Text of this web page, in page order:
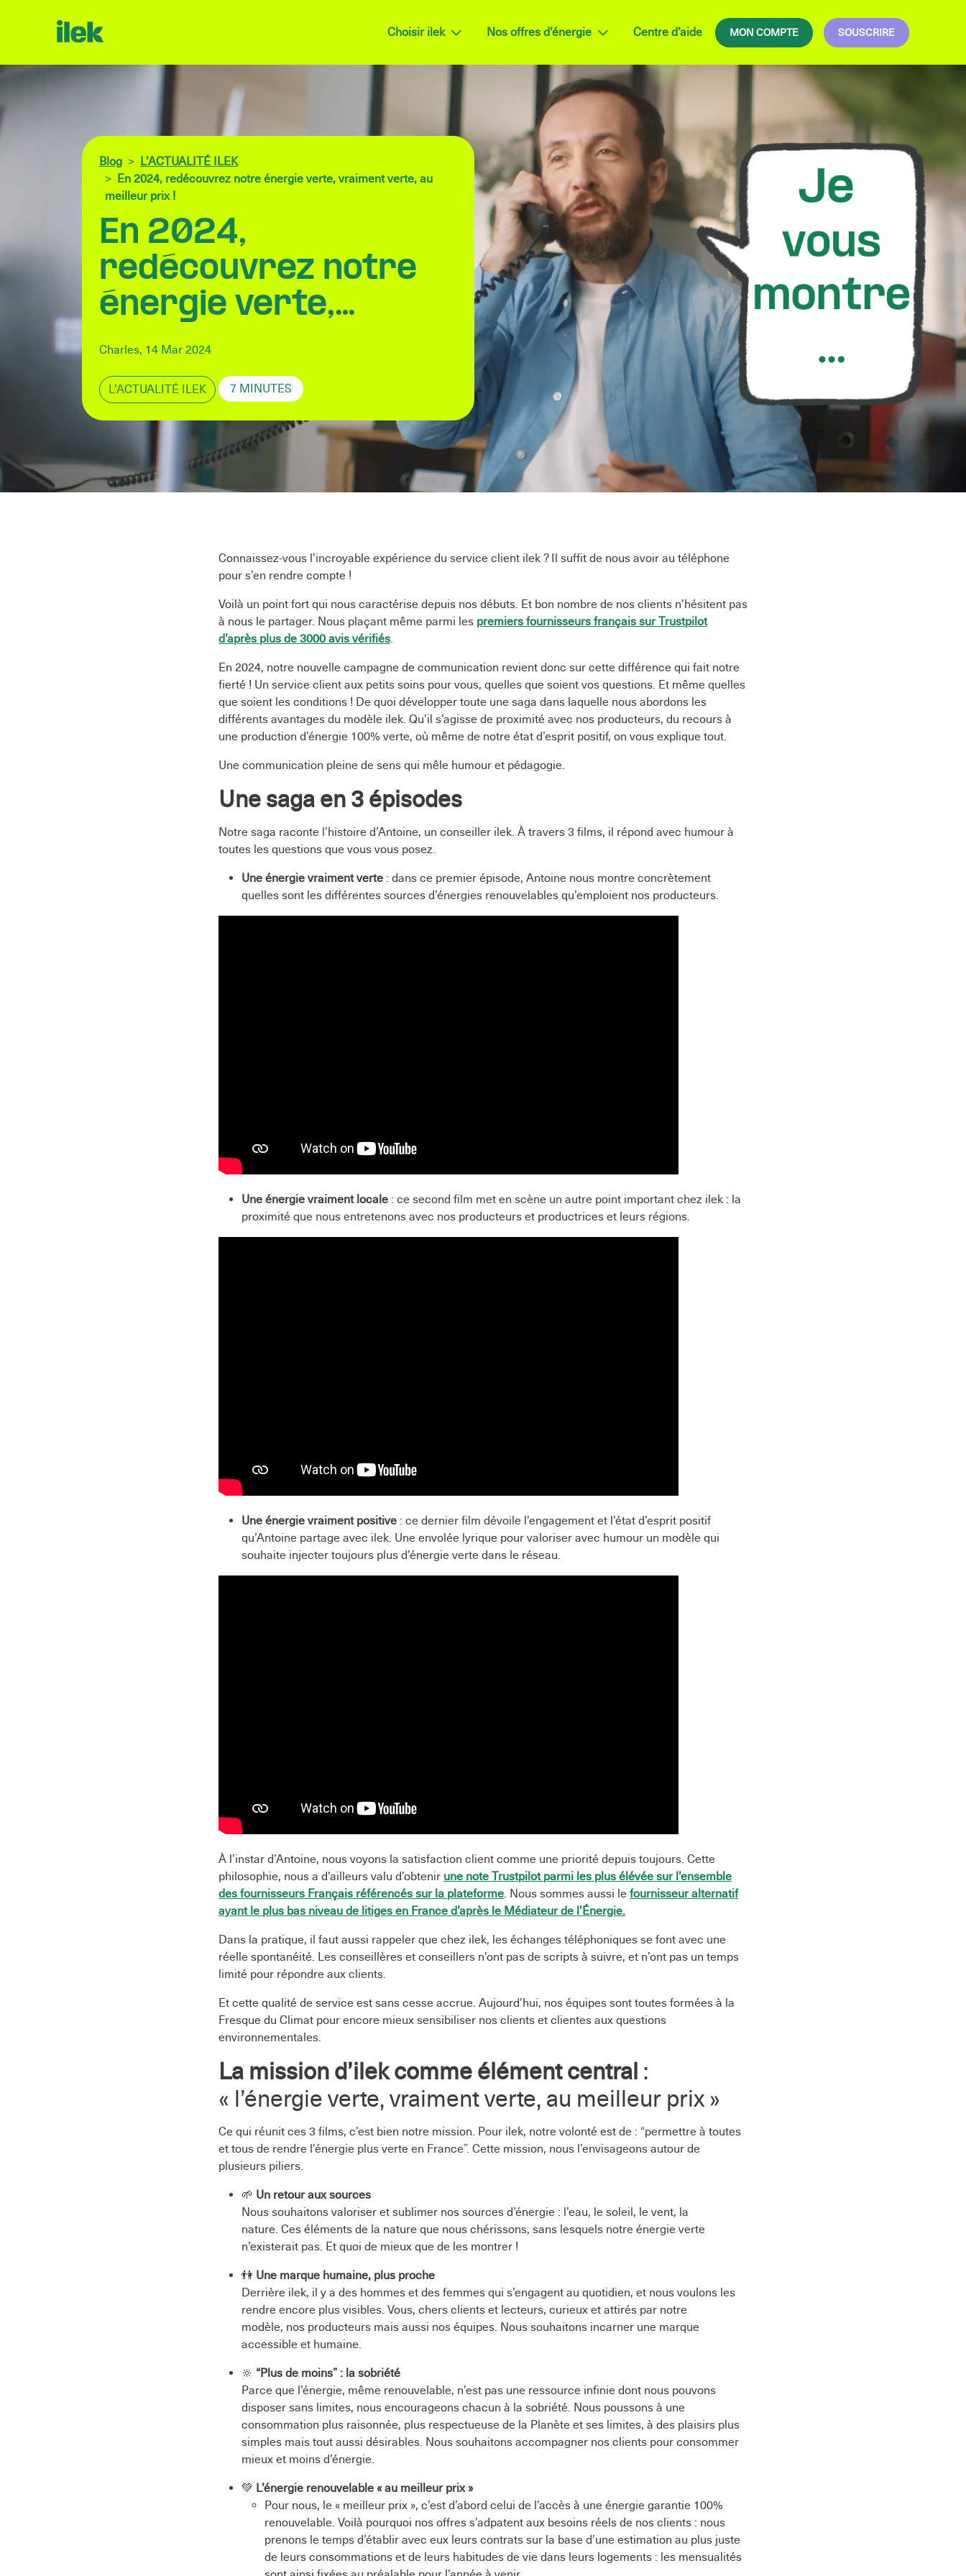
Choisir ilek Nos offres d’énergie Centre d’aide MON COMPTE SOUSCRIRE
Blog
L’ACTUALITÉ ILEK
En 2024, redécouvrez notre énergie verte, vraiment verte, au
meilleur prix !
En 2024,
redécouvrez notre
énergie verte,
vraiment verte, au
meilleur prix !
Charles, 14 Mar 2024
L’ACTUALITÉ ILEK 7 MINUTES
Connaissez-vous l’incroyable expérience du service client ilek ? Il suffit de nous avoir au téléphone
pour s’en rendre compte !
Voilà un point fort qui nous caractérise depuis nos débuts. Et bon nombre de nos clients n’hésitent pas
à nous le partager. Nous plaçant même parmi les premiers fournisseurs français sur Trustpilot
d’après plus de 3000 avis vérifiés.
En 2024, notre nouvelle campagne de communication revient donc sur cette différence qui fait notre
fierté ! Un service client aux petits soins pour vous, quelles que soient vos questions. Et même quelles
que soient les conditions ! De quoi développer toute une saga dans laquelle nous abordons les
différents avantages du modèle ilek. Qu’il s’agisse de proximité avec nos producteurs, du recours à
une production d’énergie 100% verte, où même de notre état d’esprit positif, on vous explique tout.
Une communication pleine de sens qui mêle humour et pédagogie.
Une saga en 3 épisodes
Notre saga raconte l’histoire d’Antoine, un conseiller ilek. À travers 3 films, il répond avec humour à
toutes les questions que vous vous posez.
Une énergie vraiment verte : dans ce premier épisode, Antoine nous montre concrètement
quelles sont les différentes sources d’énergies renouvelables qu’emploient nos producteurs.
Une énergie vraiment locale : ce second film met en scène un autre point important chez ilek : la
proximité que nous entretenons avec nos producteurs et productrices et leurs régions.
Une énergie vraiment positive : ce dernier film dévoile l’engagement et l’état d’esprit positif
qu’Antoine partage avec ilek. Une envolée lyrique pour valoriser avec humour un modèle qui
souhaite injecter toujours plus d’énergie verte dans le réseau.
À l’instar d’Antoine, nous voyons la satisfaction client comme une priorité depuis toujours. Cette
philosophie, nous a d’ailleurs valu d’obtenir une note Trustpilot parmi les plus élévée sur l’ensemble
des fournisseurs Français référencés sur la plateforme. Nous sommes aussi le fournisseur alternatif
ayant le plus bas niveau de litiges en France d’après le Médiateur de l’Énergie.
Dans la pratique, il faut aussi rappeler que chez ilek, les échanges téléphoniques se font avec une
réelle spontanéité. Les conseillères et conseillers n’ont pas de scripts à suivre, et n’ont pas un temps
limité pour répondre aux clients.
Et cette qualité de service est sans cesse accrue. Aujourd’hui, nos équipes sont toutes formées à la
Fresque du Climat pour encore mieux sensibiliser nos clients et clientes aux questions
environnementales.
La mission d’ilek comme élément central :
« l’énergie verte, vraiment verte, au meilleur prix »
Ce qui réunit ces 3 films, c’est bien notre mission. Pour ilek, notre volonté est de : “permettre à toutes
et tous de rendre l’énergie plus verte en France”. Cette mission, nous l’envisageons autour de
plusieurs piliers.
🌱 Un retour aux sources
Nous souhaitons valoriser et sublimer nos sources d’énergie : l’eau, le soleil, le vent, la
nature. Ces éléments de la nature que nous chérissons, sans lesquels notre énergie verte
n’existerait pas. Et quoi de mieux que de les montrer !
👫 Une marque humaine, plus proche
Derrière ilek, il y a des hommes et des femmes qui s’engagent au quotidien, et nous voulons les
rendre encore plus visibles. Vous, chers clients et lecteurs, curieux et attirés par notre
modèle, nos producteurs mais aussi nos équipes. Nous souhaitons incarner une marque
accessible et humaine.
🔆 “Plus de moins” : la sobriété
Parce que l’énergie, même renouvelable, n’est pas une ressource infinie dont nous pouvons
disposer sans limites, nous encourageons chacun à la sobriété. Nous poussons à une
consommation plus raisonnée, plus respectueuse de la Planète et ses limites, à des plaisirs plus
simples mais tout aussi désirables. Nous souhaitons accompagner nos clients pour consommer
mieux et moins d’énergie.
💚 L’énergie renouvelable « au meilleur prix »
Pour nous, le « meilleur prix », c’est d’abord celui de l’accès à une énergie garantie 100%
renouvelable. Voilà pourquoi nos offres s’adpatent aux besoins réels de nos clients : nous
prenons le temps d’établir avec eux leurs contrats sur la base d’une estimation au plus juste
de leurs consommations et de leurs habitudes de vie dans leurs logements : les mensualités